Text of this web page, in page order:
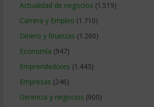
Actualidad de negocios (1.519)
Carrera y Empleo (1.710)
Dinero y finanzas (1.260)
Economía (947)
Emprendedores (1.443)
Empresas (246)
Gerencia y negocios (900)